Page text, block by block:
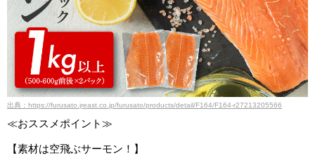
出典：https://furusato.jreast.co.jp/furusato/products/detail/F164/F164-r27213205566
≪おススメポイント≫
【素材は空飛ぶサーモン！】